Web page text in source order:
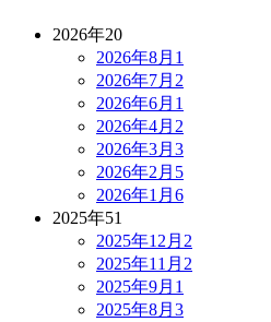
2026年20
2026年8月 1
2026年7月 2
2026年6月 1
2026年4月 2
2026年3月 3
2026年2月 5
2026年1月 6
2025年51
2025年12月 2
2025年11月 2
2025年9月 1
2025年8月 3